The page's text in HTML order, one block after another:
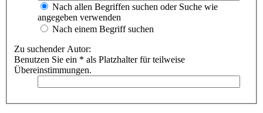
Nach allen Begriffen suchen oder Suche wie
angegeben verwenden
Nach einem Begriff suchen
Zu suchender Autor:
Benutzen Sie ein * als Platzhalter für teilweise
Übereinstimmungen.